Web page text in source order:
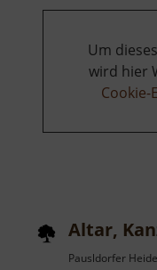
Um
wird hier
Altar,
Pausldorfer